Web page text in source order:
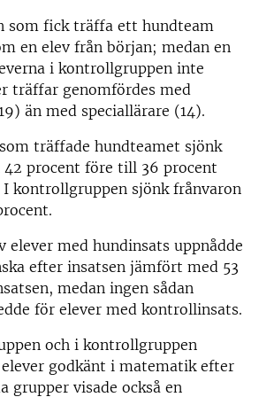
som fick träffa ett hundteam
en elev från början; medan en
i kontrollgruppen inte
träffar genomfördes med
än med speciallärare (14).
som träffade hundteamet sjönk
42 procent före till 36 procent
I kontrollgruppen sjönk frånvaron
elever med hundinsats uppnådde
efter insatsen jämfört med 53
medan ingen sådan
för elever med kontrollinsats.
och i kontrollgruppen
godkänt i matematik efter
grupper visade också en